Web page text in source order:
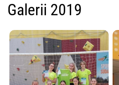
Galerii 2019